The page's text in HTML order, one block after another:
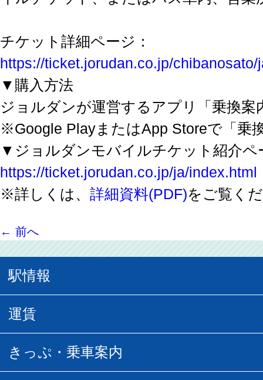
チケット詳細ページ：
https://ticket.jorudan.co.jp/chibanosato/
▼購入方法
ジョルダンが運営するアプリ「乗換案
※Google PlayまたはApp Storeで「乗
▼ジョルダンモバイルチケット紹介ペ
https://ticket.jorudan.co.jp/ja/index.html
※詳しくは、 詳細資料(PDF)をご覧く
← 前へ
駅情報
駅情報
所要時間
運賃
普通運賃
きっぷ・乗車案内